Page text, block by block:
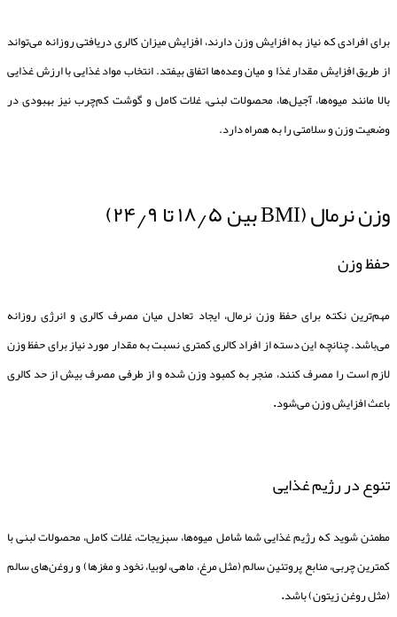
برای افرادی که نیاز به افزایش وزن دارند، افزایش میزان کالری دریافتی روزانه می‌تواند
از طریق افزایش مقدار غذا و میان وعده‌ها اتفاق بیفتد. انتخاب مواد غذایی با ارزش غذایی
بالا مانند میوه‌ها، آجیل‌ها، محصولات لبنی، غلات کامل و گوشت کم‌چرب نیز بهبودی در
وضعیت وزن و سلامتی را به همراه دارد.
وزن نرمال (BMI بین ۱۸٫۵ تا ۲۴٫۹)
حفظ وزن
مهم‌ترین نکته برای حفظ وزن نرمال، ایجاد تعادل میان مصرف کالری و انرژی روزانه
می‌باشد. چنانچه این دسته از افراد کالری کمتری نسبت به مقدار مورد نیاز برای حفظ وزن
لازم است را مصرف کنند، منجر به کمبود وزن شده و از طرفی مصرف بیش از حد کالری
باعث افزایش وزن می‌شود.
تنوع در رژیم غذایی
مطمئن شوید که رژیم غذایی شما شامل میوه‌ها، سبزیجات، غلات کامل، محصولات لبنی با
کمترین چربی، منابع پروتئین سالم (مثل مرغ، ماهی، لوبیا، نخود و مغزها) و روغن‌های سالم
(مثل روغن زیتون) باشد.